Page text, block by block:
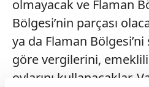
olmayacak ve Flaman
Bölgesi’nin parçası
ya da Flaman
göre vergilerini,
oylarını kullanacaklar.